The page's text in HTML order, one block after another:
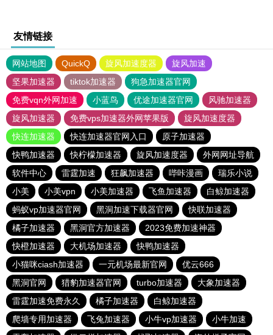
友情链接
网站地图 QuickQ 旋风加速度器
旋风加速
坚果加速器
tiktok加速器
狗急加速器官网
免费vqn外网加速
小蓝鸟 优途加速器官网
风驰加速器
旋风加速器
免费vps加速器外网苹果版
旋风加速度器
快连加速器
快连加速器官网入口
原子加速器
快鸭加速器
快柠檬加速器 旋风加速度器
外网网址导航
软件中心
雷霆加速 狂飙加速器 哔咔漫画
瑞乐小说
小美
小美vpn 小美加速器 飞鱼加速器
白鲸加速器
蚂蚁vp加速器官网
黑洞加速下载器官网
快联加速器
橘子加速器
黑洞官方加速器
2023免费加速神器
快橙加速器
大机场加速器
快鸭加速器
小猫咪ciash加速器
一元机场最新官网
优云666
黑洞官网
猎豹加速器官网 turbo加速器
大象加速器
雷霆加速免费永久
橘子加速器
白鲸加速器
爬墙专用加速器
飞兔加速器 小牛vp加速器
小牛加速